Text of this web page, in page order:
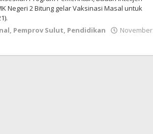
Negeri 2 Bitung gelar Vaksinasi Masal untuk
, Pemprov Sulut, Pendidikan
November